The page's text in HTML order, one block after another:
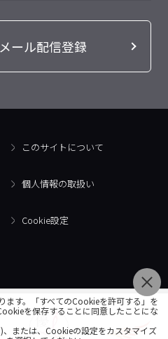
ール配信登録
このサイトについて
個人情報の取扱い
Cookie設定
す。「すべてのCookieを許可する」を
を保存することに同意したことにな
または、Cookieの設定をカスタマイズ